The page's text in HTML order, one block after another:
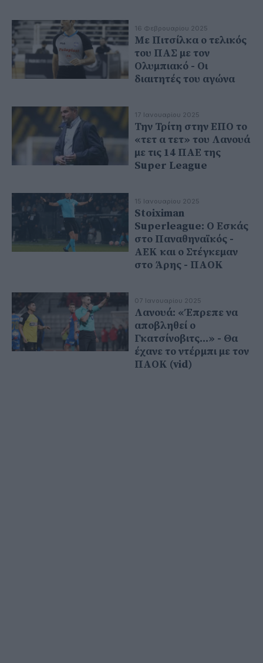
16 Φεβρουαρίου 2025
Με Πιτσίλκα ο τελικός
του ΠΑΣ με τον
Ολυμπιακό - Οι
διαιτητές του αγώνα
17 Ιανουαρίου 2025
Την Τρίτη στην ΕΠΟ το
«τετ α τετ» του Λανουά
με τις 14 ΠΑΕ της
Super League
15 Ιανουαρίου 2025
Stoiximan
Superleague: Ο Εσκάς
στο Παναθηναϊκός -
ΑΕΚ και ο Στέγκεμαν
στο Άρης - ΠΑΟΚ
07 Ιανουαρίου 2025
Λανουά: «Έπρεπε να
αποβληθεί ο
Γκατσίνοβιτς...» - Θα
έχανε το ντέρμπι με τον
ΠΑΟΚ (vid)